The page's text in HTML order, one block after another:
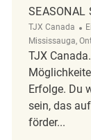
SEASONAL
TJX Canada
Mississauga,
TJX
Erfolge. Du
sein, das
förder...